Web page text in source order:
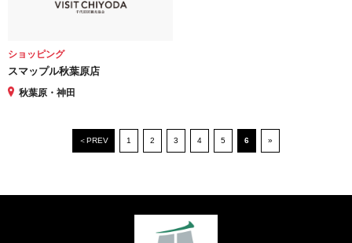
ショッピング
スマップル秋葉原店
秋葉原・神田
＜PREV 1 2 3 4 5 6 »